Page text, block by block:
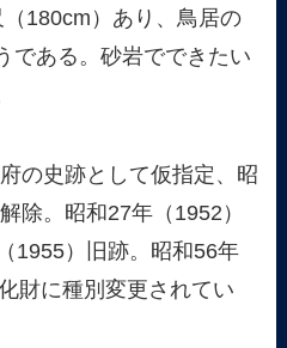
180cm）あり、鳥居の
である。砂岩でできたい
の史跡として仮指定、昭
除。昭和27年（1952）
1955）旧跡。昭和56年
財に種別変更されてい